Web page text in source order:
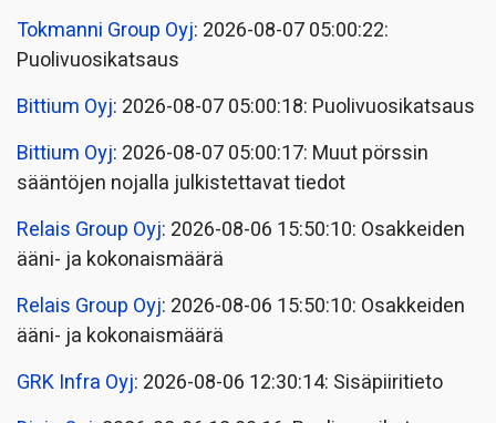
Tokmanni Group Oyj: 2026-08-07 05:00:22:
Puolivuosikatsaus
Bittium Oyj: 2026-08-07 05:00:18: Puolivuosikatsaus
Bittium Oyj: 2026-08-07 05:00:17: Muut pörssin
sääntöjen nojalla julkistettavat tiedot
Relais Group Oyj: 2026-08-06 15:50:10: Osakkeiden
ääni- ja kokonaismäärä
Relais Group Oyj: 2026-08-06 15:50:10: Osakkeiden
ääni- ja kokonaismäärä
GRK Infra Oyj: 2026-08-06 12:30:14: Sisäpiiritieto